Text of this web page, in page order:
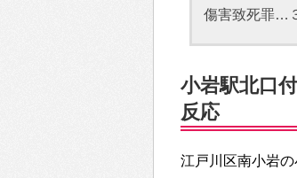
傷害致死罪…
小岩駅北口
反応
江戸川区南小岩